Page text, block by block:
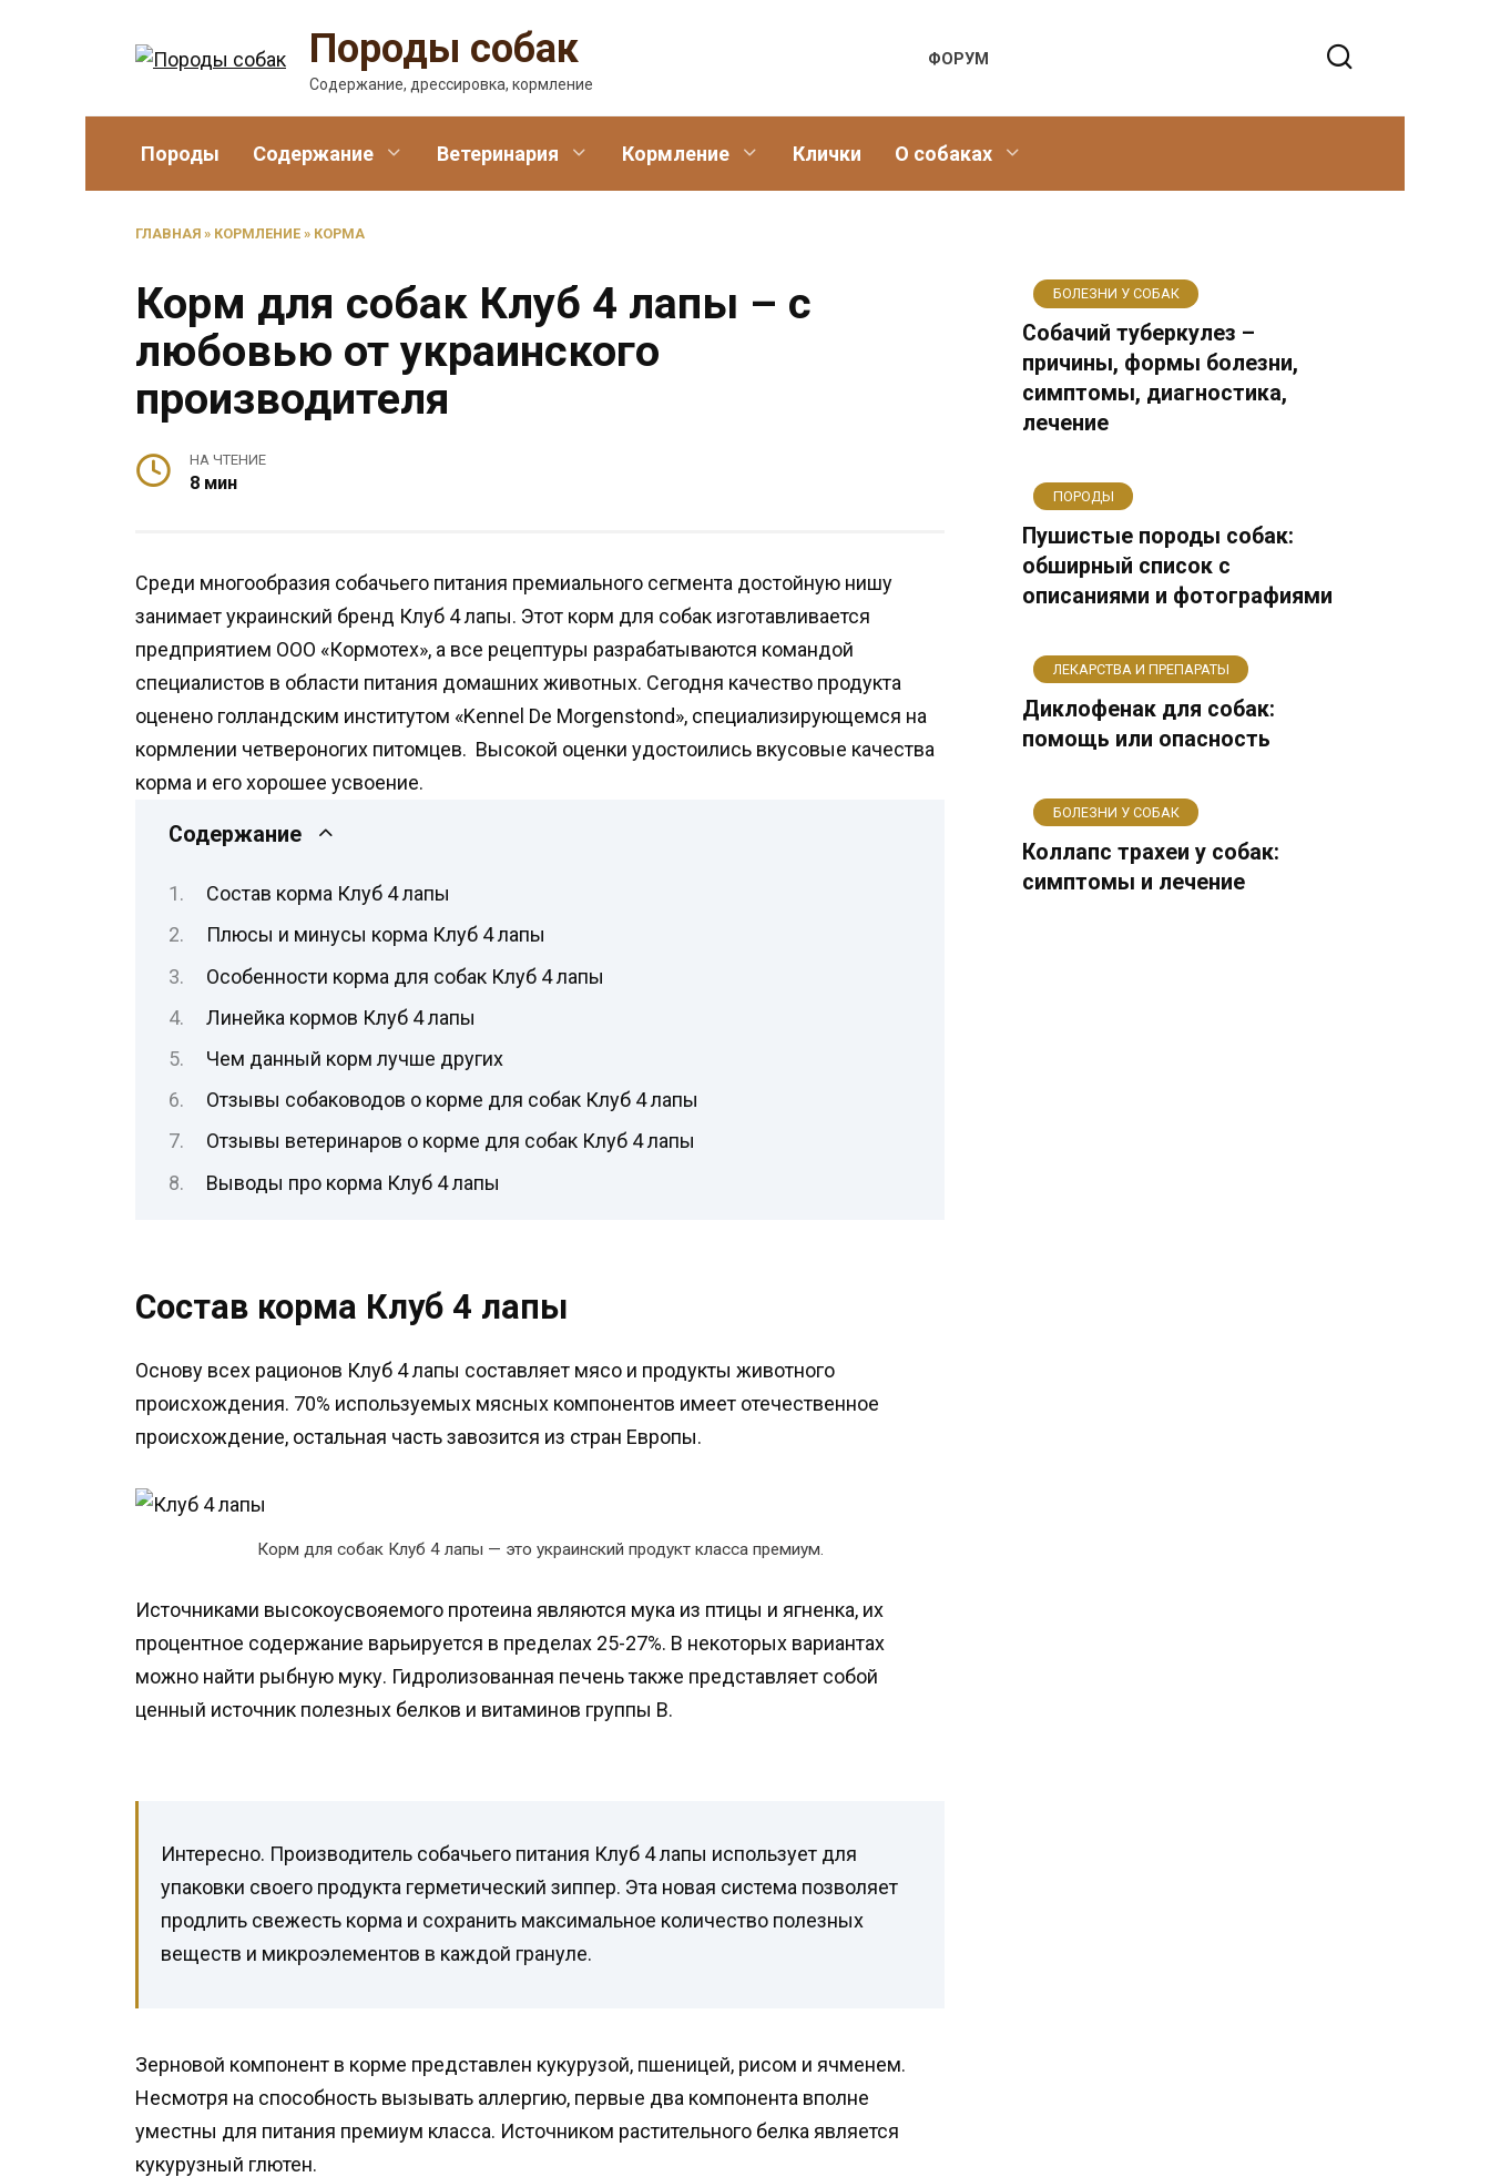
Породы собак
Содержание, дрессировка, кормление
ФОРУМ
Породы Содержание Ветеринария Кормление Клички О собаках
ГЛАВНАЯ » КОРМЛЕНИЕ » КОРМА
Корм для собак Клуб 4 лапы – с
любовью от украинского
производителя
НА ЧТЕНИЕ
8 мин
Среди многообразия собачьего питания премиального сегмента достойную нишу
занимает украинский бренд Клуб 4 лапы. Этот корм для собак изготавливается
предприятием ООО «Кормотех», а все рецептуры разрабатываются командой
специалистов в области питания домашних животных. Сегодня качество продукта
оценено голландским институтом «Kennel De Morgenstond», специализирующемся на
кормлении четвероногих питомцев. Высокой оценки удостоились вкусовые качества
корма и его хорошее усвоение.
Содержание
Состав корма Клуб 4 лапы
Плюсы и минусы корма Клуб 4 лапы
Особенности корма для собак Клуб 4 лапы
Линейка кормов Клуб 4 лапы
Чем данный корм лучше других
Отзывы собаководов о корме для собак Клуб 4 лапы
Отзывы ветеринаров о корме для собак Клуб 4 лапы
Выводы про корма Клуб 4 лапы
Состав корма Клуб 4 лапы
Основу всех рационов Клуб 4 лапы составляет мясо и продукты животного
происхождения. 70% используемых мясных компонентов имеет отечественное
происхождение, остальная часть завозится из стран Европы.
Корм для собак Клуб 4 лапы — это украинский продукт класса премиум.
Источниками высокоусвояемого протеина являются мука из птицы и ягненка, их
процентное содержание варьируется в пределах 25-27%. В некоторых вариантах
можно найти рыбную муку. Гидролизованная печень также представляет собой
ценный источник полезных белков и витаминов группы В.
Интересно. Производитель собачьего питания Клуб 4 лапы использует для
упаковки своего продукта герметический зиппер. Эта новая система позволяет
продлить свежесть корма и сохранить максимальное количество полезных
веществ и микроэлементов в каждой грануле.
Зерновой компонент в корме представлен кукурузой, пшеницей, рисом и ячменем.
Несмотря на способность вызывать аллергию, первые два компонента вполне
уместны для питания премиум класса. Источником растительного белка является
кукурузный глютен.
БОЛЕЗНИ У СОБАК
Собачий туберкулез –
причины, формы болезни,
симптомы, диагностика,
лечение
ПОРОДЫ
Пушистые породы собак:
обширный список с
описаниями и фотографиями
ЛЕКАРСТВА И ПРЕПАРАТЫ
Диклофенак для собак:
помощь или опасность
БОЛЕЗНИ У СОБАК
Коллапс трахеи у собак:
симптомы и лечение